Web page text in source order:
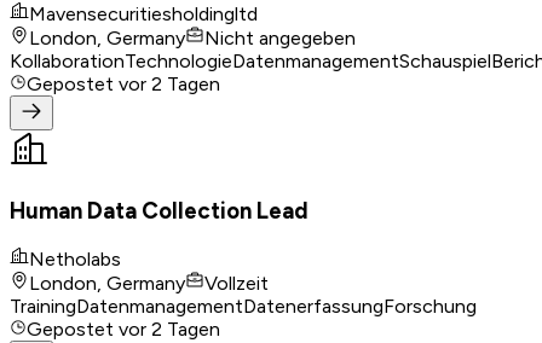
Mavensecuritiesholdingltd
London, Germany
Nicht angegeben
KollaborationTechnologieDatenmanagementSchauspiel
Gepostet vor 2 Tagen
Human Data Collection Lead
Netholabs
London, Germany
Vollzeit
TrainingDatenmanagementDatenerfassungForschung
Gepostet vor 2 Tagen